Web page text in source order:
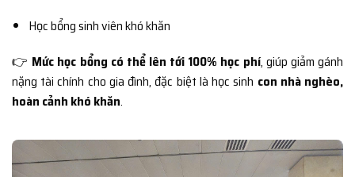
Học bổng sinh viên khó khăn
👉 Mức học bổng có thể lên tới 100% học phí, giúp giảm gánh
nặng tài chính cho gia đình, đặc biệt là học sinh con nhà nghèo,
hoàn cảnh khó khăn.